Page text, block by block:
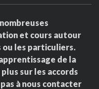
et cours autour
ou les particuliers.
de la
sur les accords
à nous contacter